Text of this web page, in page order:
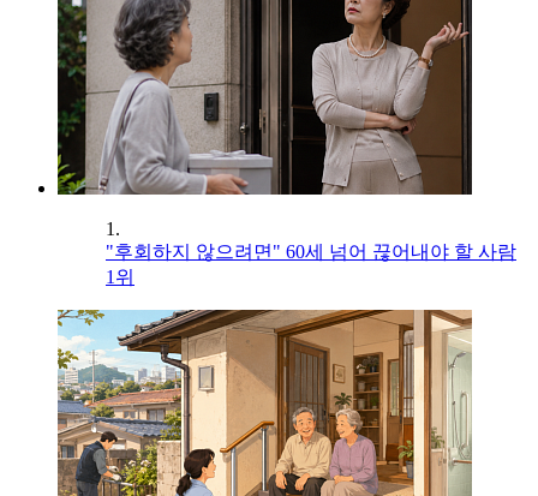
1.
"후회하지 않으려면" 60세 넘어 끊어내야 할 사람
1위